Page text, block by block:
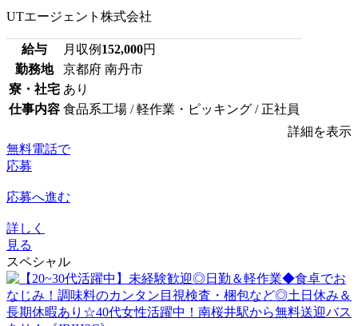
UTエージェント株式会社
給与 月収例 152,000円
勤務地
京都府 南丹市
寮・社宅 あり
仕事内容 食品系工場 / 軽作業・ピッキング / 正社員
詳細を表示
無料電話で
応募
応募へ進む
詳しく
見る
スペシャル